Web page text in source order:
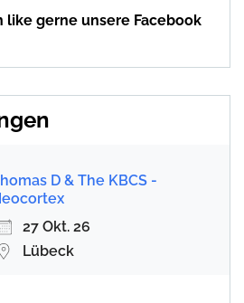
like gerne unsere Facebook
D & The KBCS -
27 Okt. 26
Lübeck